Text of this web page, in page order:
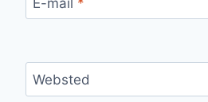
Websted